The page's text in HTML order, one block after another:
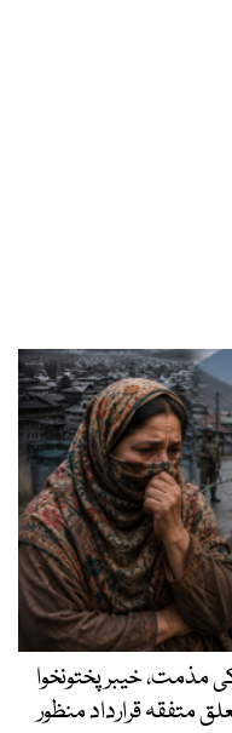
کی مذمت، خیبرپختونخوا
قرارداد منظور